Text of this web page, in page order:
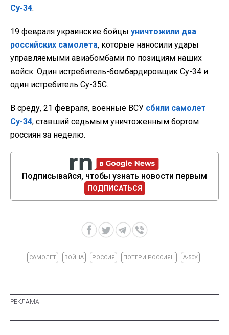
Су-34.
19 февраля украинские бойцы уничтожили два
российских самолета, которые наносили удары
управляемыми авиабомбами по позициям наших
войск. Один истребитель-бомбардировщик Су-34 и
один истребитель Су-35С.
В среду, 21 февраля, военные ВСУ сбили самолет
Су-34, ставший седьмым уничтоженным бортом
россиян за неделю.
Подписывайся, чтобы узнать новости первым
ПОДПИСАТЬСЯ
САМОЛЕТ ВОЙНА РОССИЯ ПОТЕРИ РОССИЯН А-50У